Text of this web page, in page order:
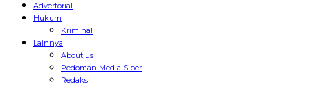
Advertorial
Hukum
Kriminal
Lainnya
About us
Pedoman Media Siber
Redaksi